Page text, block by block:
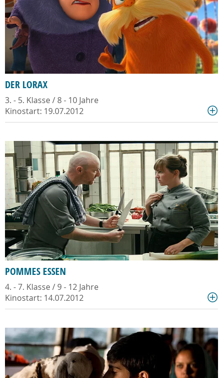
DER LORAX
3. - 5. Klasse / 8 - 10 Jahre
Kinostart: 19.07.2012
POMMES ESSEN
4. - 7. Klasse / 9 - 12 Jahre
Kinostart: 14.07.2012